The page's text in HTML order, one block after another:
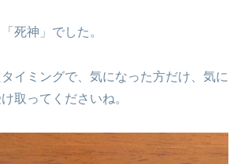
死神」でした。
イミングで、気になった方だけ、気に
取ってくださいね。